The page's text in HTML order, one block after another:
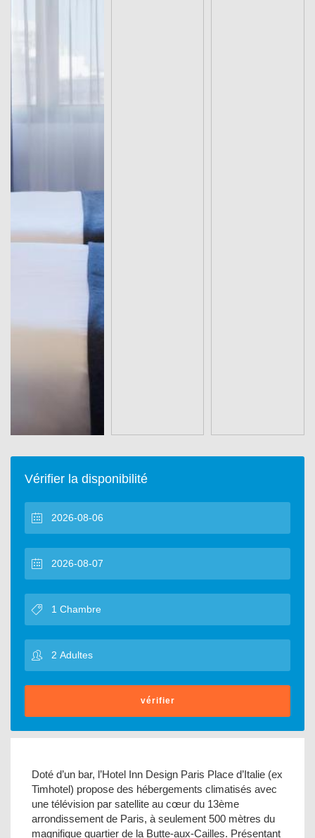
Vérifier la disponibilité
vérifier
Doté d’un bar, l’Hotel Inn Design Paris Place d’Italie (ex
Timhotel) propose des hébergements climatisés avec
une télévision par satellite au cœur du 13ème
arrondissement de Paris, à seulement 500 mètres du
magnifique quartier de la Butte-aux-Cailles. Présentant